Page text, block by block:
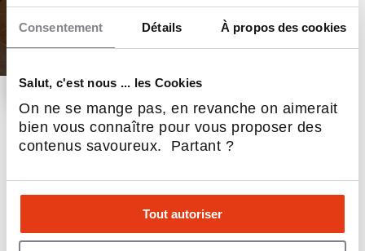
Consentement Détails À propos des cookies
Salut, c'est nous ... les Cookies
On ne se mange pas, en revanche on aimerait
bien vous connaître pour vous proposer des
contenus savoureux. Partant ?
Tout autoriser
French Coffee Shop
53Implantations